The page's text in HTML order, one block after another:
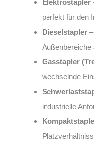
Elektrostapler
perfekt für den
Dieselstapler
Außenbereiche
Gasstapler
wechselnde
industrielle